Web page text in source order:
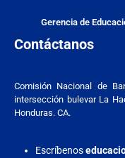
Gerencia de
Contáctanos
Comisión Nacional de
intersección bulevar La
Honduras. CA.
Escríbenos